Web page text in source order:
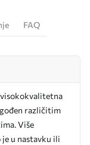
FAQ
različitim
Više
u nastavku ili